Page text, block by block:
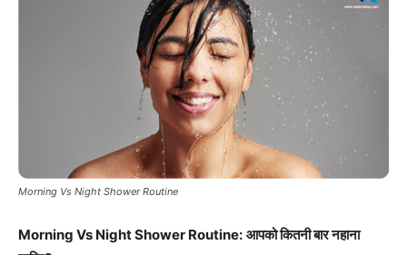
Morning Vs Night Shower Routine
Morning Vs Night Shower Routine: आपको कितनी बार नहाना